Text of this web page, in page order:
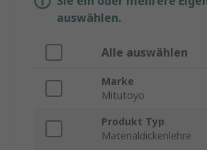
auswählen.
Alle auswählen
Marke
Mitutoyo
Produkt Typ
Materialdickenlehre